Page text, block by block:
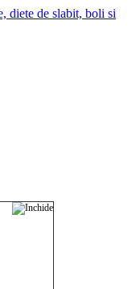
diete de slabit, boli si